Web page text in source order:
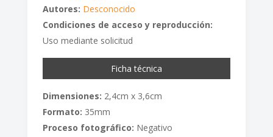
Autores: Desconocido
Condiciones de acceso y reproducción:
Uso mediante solicitud
Ficha técnica
Dimensiones: 2,4cm x 3,6cm
Formato: 35mm
Proceso fotográfico: Negativo